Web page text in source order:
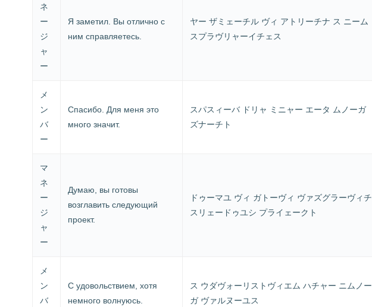
ネ
ー
ジ
ャ
ー
Я заметил. Вы отлично с
ним справляетесь.
ヤー ザミェーチル ヴィ アトリーチナ ス ニーム
スプラヴリャーイチェス
メ
ン
バ
ー
Спасибо. Для меня это
много значит.
スパスィーバ ドリャ ミニャー エータ ムノーガ
ズナーチト
マ
ネ
ー
ジ
ャ
ー
Думаю, вы готовы
возглавить следующий
проект.
ドゥーマユ ヴィ ガトーヴィ ヴァズグラーヴィチ
スリェードゥユシ プライェークト
メ
ン
バ
С удовольствием, хотя
немного волнуюсь.
ス ウダヴォーリストヴィエム ハチャー ニムノー
ガ ヴァルヌーユス